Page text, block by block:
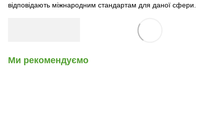
відповідають міжнародним стандартам для даної сфери.
Ми рекомендуємо